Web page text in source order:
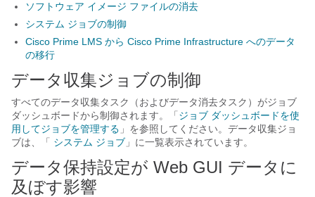
ソフトウェア イメージ ファイルの消去
システム ジョブの制御
Cisco Prime LMS から Cisco Prime Infrastructure へのデータ
の移行
データ収集ジョブの制御
すべてのデータ収集タスク（およびデータ消去タスク）がジョブ
ダッシュボードから制御されます。「 ジョブ ダッシュボードを使
用してジョブを管理する 」を参照してください。データ収集ジョ
ブは、「 システム ジョブ 」に一覧表示されています。
データ保持設定が Web GUI データに
及ぼす影響